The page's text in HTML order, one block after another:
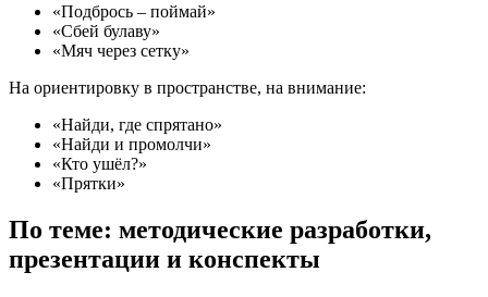
«Подбрось – поймай»
«Сбей булаву»
«Мяч через сетку»
На ориентировку в пространстве, на внимание:
«Найди, где спрятано»
«Найди и промолчи»
«Кто ушёл?»
«Прятки»
По теме: методические разработки,
презентации и конспекты